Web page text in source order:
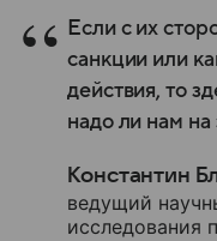
Если с их
санкции или
действия, то
надо ли нам на
Константин
ведущий
исследования